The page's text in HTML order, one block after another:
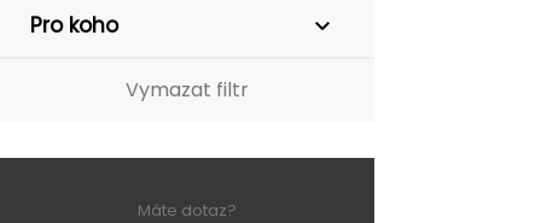
Pro koho
Vymazat filtr
Máte dotaz?